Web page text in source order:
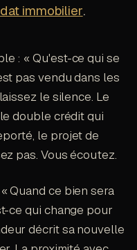
immobilier.
: « Qu'est-ce qui se
pas vendu dans les
le silence. Le
double crédit qui
le projet de
pas. Vous écoutez.
Quand ce bien sera
ce qui change pour
décrit sa nouvelle